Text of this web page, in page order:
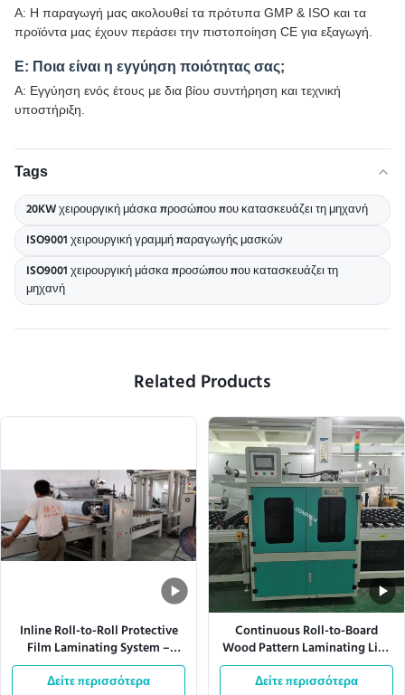
Α: Η παραγωγή μας ακολουθεί τα πρότυπα GMP & ISO και τα
προϊόντα μας έχουν περάσει την πιστοποίηση CE για εξαγωγή.
Ε: Ποια είναι η εγγύηση ποιότητας σας;
Α: Εγγύηση ενός έτους με δια βίου συντήρηση και τεχνική
υποστήριξη.
Tags
20KW χειρουργική μάσκα προσώπου που κατασκευάζει τη μηχανή
ISO9001 χειρουργική γραμμή παραγωγής μασκών
ISO9001 χειρουργική μάσκα προσώπου που κατασκευάζει τη
μηχανή
Related Products
Inline Roll-to-Roll Protective
Film Laminating System –
Customizable Film Thickness &
Speed with Automatic Tension
Δείτε περισσότερα
Continuous Roll-to-Board
Wood Pattern Laminating Line
with UV Curing –
Customizable Film Width &
Δείτε περισσότερα